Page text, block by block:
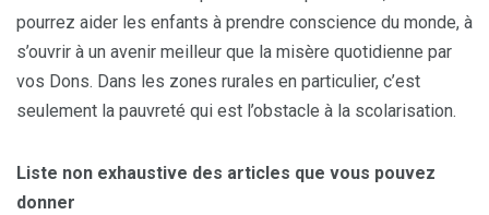
pourrez aider les enfants à prendre conscience du monde, à
s’ouvrir à un avenir meilleur que la misère quotidienne par
vos Dons. Dans les zones rurales en particulier, c’est
seulement la pauvreté qui est l’obstacle à la scolarisation.
Liste non exhaustive des articles que vous pouvez
donner